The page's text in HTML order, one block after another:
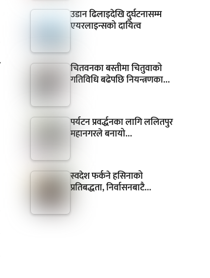
उडान ढिलाइदेखि दुर्घटनासम्म
एयरलाइन्सको दायित्व
चितवनका बस्तीमा चितुवाको
गतिविधि बढेपछि नियन्त्रणका…
पर्यटन प्रवर्द्धनका लागि ललितपुर
महानगरले बनायो…
स्वदेश फर्कने हसिनाको
प्रतिबद्धता, निर्वासनबाटै…